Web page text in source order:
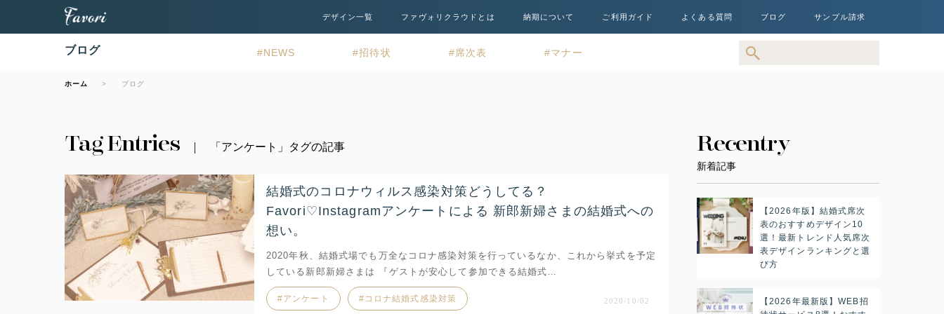
デザイン一覧 ファヴォリクラウドとは 納期について ご利用ガイド よくある質問 ブログ サンプル請求
ブログ NEWS 招待状 席次表 マナー
ホーム ブログ
Tag Entries 「アンケート」タグの記事
結婚式のコロナウィルス感染対策どうしてる？
Favori♡Instagramアンケートによる 新郎新婦さまの結婚式への
想い。
2020年秋、結婚式場でも万全なコロナ感染対策を行っているなか、これから挙式を予定
している新郎新婦さまは 『ゲストが安心して参加できる結婚式…
アンケート コロナ結婚式感染対策 2020/10/02
Recentry
新着記事
【2026年版】結婚式席次
表のおすすめデザイン10
選！最新トレンド人気席次
表デザインランキングと選
び方
【2026年最新版】WEB招